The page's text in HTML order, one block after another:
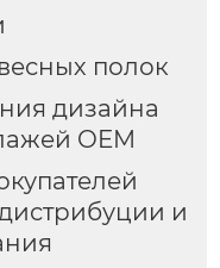
полок
дизайна
OEM
и